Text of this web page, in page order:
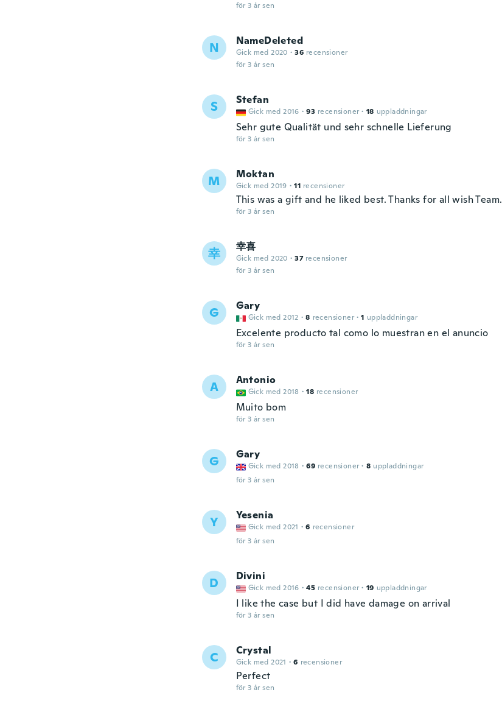
för 3 år sen
N NameDeleted
Gick med 2020 · 36 recensioner
för 3 år sen
S Stefan
Gick med 2016 · 93 recensioner · 18 uppladdningar
Sehr gute Qualität und sehr schnelle Lieferung
för 3 år sen
M Moktan
Gick med 2019 · 11 recensioner
This was a gift and he liked best. Thanks for all wish Team.
för 3 år sen
幸 幸喜
Gick med 2020 · 37 recensioner
för 3 år sen
G Gary
Gick med 2012 · 8 recensioner · 1 uppladdningar
Excelente producto tal como lo muestran en el anuncio
för 3 år sen
A Antonio
Gick med 2018 · 18 recensioner
Muito bom
för 3 år sen
G Gary
Gick med 2018 · 69 recensioner · 8 uppladdningar
för 3 år sen
Y Yesenia
Gick med 2021 · 6 recensioner
för 3 år sen
D Divini
Gick med 2016 · 45 recensioner · 19 uppladdningar
I like the case but I did have damage on arrival
för 3 år sen
C Crystal
Gick med 2021 · 6 recensioner
Perfect
för 3 år sen